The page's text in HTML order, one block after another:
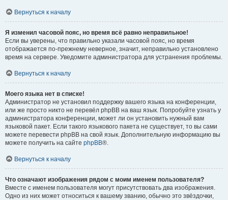
Вернуться к началу
Я изменил часовой пояс, но время всё равно неправильное!
Если вы уверены, что правильно указали часовой пояс, но время
отображается по-прежнему неверное, значит, неправильно установлено
время на сервере. Уведомите администратора для устранения проблемы.
Вернуться к началу
Моего языка нет в списке!
Администратор не установил поддержку вашего языка на конференции,
или же просто никто не перевёл phpBB на ваш язык. Попробуйте узнать у
администратора конференции, может ли он установить нужный вам
языковой пакет. Если такого языкового пакета не существует, то вы сами
можете перевести phpBB на свой язык. Дополнительную информацию вы
можете получить на сайте phpBB®.
Вернуться к началу
Что означают изображения рядом с моим именем пользователя?
Вместе с именем пользователя могут присутствовать два изображения.
Одно из них может относиться к вашему званию, обычно это звёздочки,